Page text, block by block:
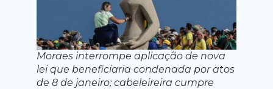
Moraes interrompe aplicação de nova
lei que beneficiaria condenada por atos
de 8 de janeiro; cabeleireira cumpre